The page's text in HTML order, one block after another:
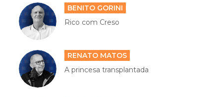
BENITO GORINI
Rico com Creso
RENATO MATOS
A princesa transplantada